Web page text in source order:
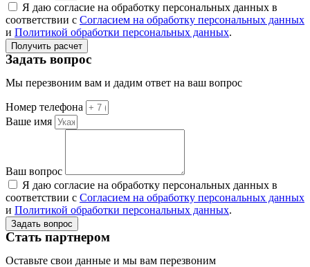
Я даю согласие на обработку персональных данных в
соответствии с Согласием на обработку персональных данных
и Политикой обработки персональных данных.
Получить расчет
Задать вопрос
Мы перезвоним вам и дадим ответ на ваш вопрос
Номер телефона
Ваше имя
Ваш вопрос
Я даю согласие на обработку персональных данных в
соответствии с Согласием на обработку персональных данных
и Политикой обработки персональных данных.
Задать вопрос
Стать партнером
Оставьте свои данные и мы вам перезвоним